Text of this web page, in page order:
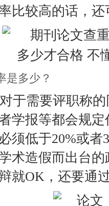
比较高的话，
是多少？
于需要评职称
学报等都会规
须低于20%或者
术造假而出台
就OK，还要通